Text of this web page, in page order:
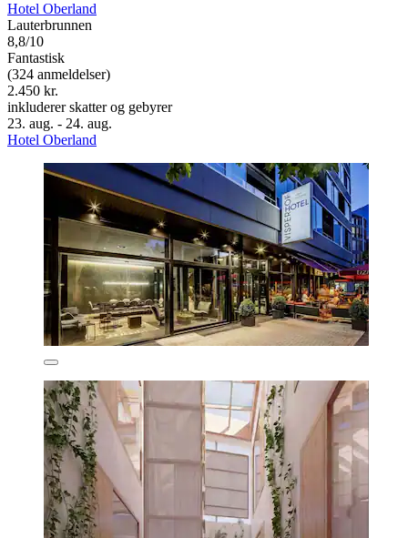
Hotel Oberland
Lauterbrunnen
8,8/10
Fantastisk
(324 anmeldelser)
2.450 kr.
inkluderer skatter og gebyrer
23. aug. - 24. aug.
Hotel Oberland